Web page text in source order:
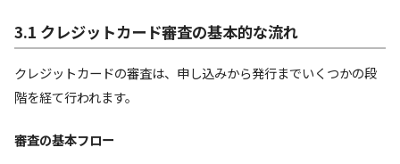
3.1 クレジットカード審査の基本的な流れ
クレジットカードの審査は、申し込みから発行までいくつかの段
階を経て行われます。
審査の基本フロー